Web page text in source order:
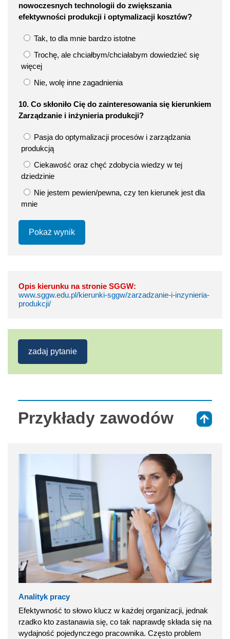
nowoczesnych technologii do zwiększania
efektywności produkcji i optymalizacji kosztów?
Tak, to dla mnie bardzo istotne
Trochę, ale chciałbym/chciałabym dowiedzieć się
więcej
Nie, wolę inne zagadnienia
10. Co skłoniło Cię do zainteresowania się kierunkiem
Zarządzanie i inżynieria produkcji?
Pasja do optymalizacji procesów i zarządzania
produkcją
Ciekawość oraz chęć zdobycia wiedzy w tej
dziedzinie
Nie jestem pewien/pewna, czy ten kierunek jest dla
mnie
Pokaż wynik
Opis kierunku na stronie SGGW:
www.sggw.edu.pl/kierunki-sggw/zarzadzanie-i-inzynieria-
produkcji/
zadaj pytanie
Przykłady zawodów
Analityk pracy
Efektywność to słowo klucz w każdej organizacji, jednak
rzadko kto zastanawia się, co tak naprawdę składa się na
wydajność pojedynczego pracownika. Często problem